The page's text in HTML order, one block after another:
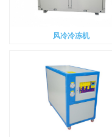
风冷冷冻机